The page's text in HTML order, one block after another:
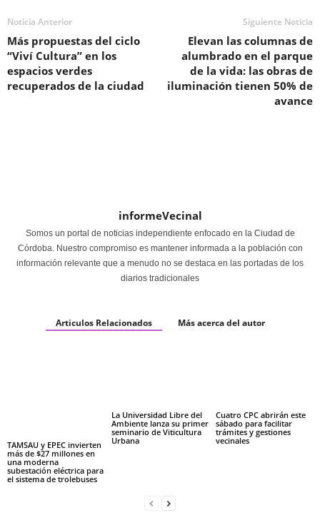
Noticia Anterior
Más propuestas del ciclo
“Viví Cultura” en los
espacios verdes
recuperados de la ciudad
Siguiente Noticia
Elevan las columnas de
alumbrado en el parque
de la vida: las obras de
iluminación tienen 50% de
avance
informeVecinal
Somos un portal de noticias independiente enfocado en la Ciudad de
Córdoba. Nuestro compromiso es mantener informada a la población con
información relevante que a menudo no se destaca en las portadas de los
diarios tradicionales
Articulos Relacionados Más acerca del autor
TAMSAU y EPEC invierten
más de $27 millones en
una moderna
subestación eléctrica para
el sistema de trolebuses
La Universidad Libre del
Ambiente lanza su primer
seminario de Viticultura
Urbana
Cuatro CPC abrirán este
sábado para facilitar
trámites y gestiones
vecinales